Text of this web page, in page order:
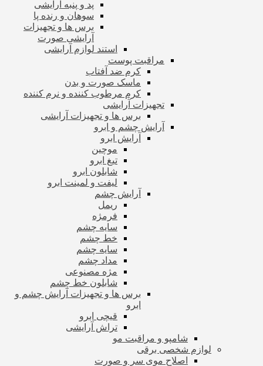
پد و پنبه آرایشی
سوهان و رنده پا
برس ها و تجهیزات
آرایشی صورت
استند لوازم آرایشی
مراقبت پوست
کرم ضد آفتاب
ماسک صورت و بدن
کرم مرطوب کننده و نرم کننده
تجهیزات آرایشی
برس ها و تجهیزات آرایشی
آرایش چشم و ابرو
آرایش ابرو
موچین
تیغ ابرو
شابلون ابرو
لیفت و لمینت ابرو
آرایش چشم
ریمل
فرمژه
سایه چشم
خط چشم
سایه چشم
مداد چشم
مژه مصنوعی
شابلون خط چشم
برس ها و تجهیزات آرایش چشم و
ابرو
قیچی ابرو
تراش آرایشی
شامپو و مراقبت مو
لوازم شخصی برقی
اصلاح موی سر و صورت